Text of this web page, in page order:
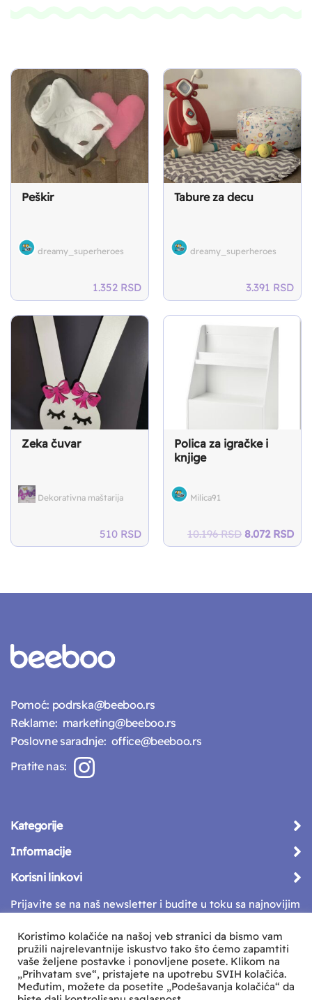
Peškir
dreamy_superheroes
1.352 RSD
Tabure za decu
dreamy_superheroes
3.391 RSD
Zeka čuvar
Dekorativna maštarija
510 RSD
Polica za igračke i
knjige
Milica91
10.196RSD Original
price
8.072 RSD
Pomoć: podrska@beeboo.rs
Reklame: marketing@beeboo.rs
Poslovne saradnje: office@beeboo.rs
Pratite nas:
Kategorije
Informacije
Korisni linkovi
Prijavite se na naš newsletter i budite u toku sa najnovijim
Koristimo kolačiće na našoj veb stranici da bismo vam
pružili najrelevantnije iskustvo tako što ćemo zapamtiti
vaše željene postavke i ponovljene posete. Klikom na
„Prihvatam sve“, pristajete na upotrebu SVIH kolačića.
Međutim, možete da posetite „Podešavanja kolačića“ da